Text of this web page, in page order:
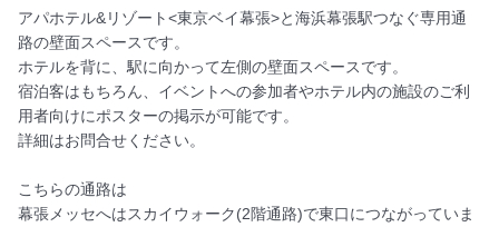
アパホテル&リゾート<東京ベイ幕張>と海浜幕張駅つなぐ専用通
路の壁面スペースです。
ホテルを背に、駅に向かって左側の壁面スペースです。
宿泊客はもちろん、イベントへの参加者やホテル内の施設のご利
用者向けにポスターの掲示が可能です。
詳細はお問合せください。
こちらの通路は
幕張メッセへはスカイウォーク(2階通路)で東口につながっていま